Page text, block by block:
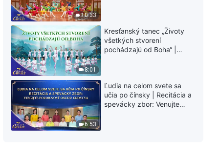
10:33
8:01
Kresťanský tanec „Životy
všetkých stvorení
pochádzajú od Boha“ |
6:53
Ľudia na celom svete sa
učia po čínsky | Recitácia a
spevácky zbor: Venujte